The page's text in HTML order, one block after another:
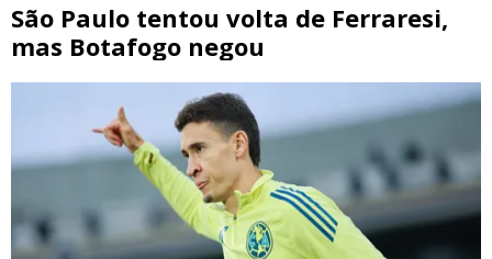
São Paulo tentou volta de Ferraresi,
mas Botafogo negou